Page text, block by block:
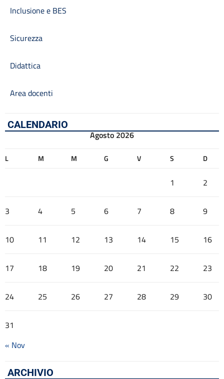
Inclusione e BES
Sicurezza
Didattica
Area docenti
CALENDARIO
Agosto 2026
L M M G V S D
1 2
3 4 5 6 7 8 9
10 11 12 13 14 15 16
17 18 19 20 21 22 23
24 25 26 27 28 29 30
31
« Nov
ARCHIVIO